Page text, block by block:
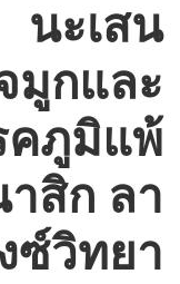
นะเสน
มูกและ
คภูมิแพ้
สิก ลา
ซ์วิทยา